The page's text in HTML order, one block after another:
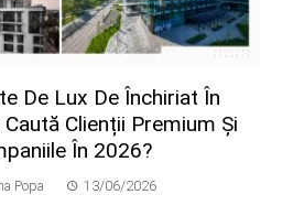
De Lux De Închiriat În
Clienții Premium Și
În 2026?
Popa 13/06/2026